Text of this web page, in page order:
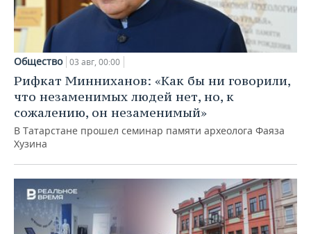
Общество 03 авг, 00:00
Рифкат Минниханов: «Как бы ни говорили,
что незаменимых людей нет, но, к
сожалению, он незаменимый»
В Татарстане прошел семинар памяти археолога Фаяза
Хузина